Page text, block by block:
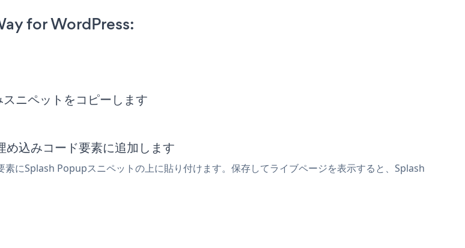
for WordPress:
ニペットをコピーします
込みコード要素に追加します
にSplash Popupスニペットの上に貼り付けます。保存してライブページを表示すると、Splash